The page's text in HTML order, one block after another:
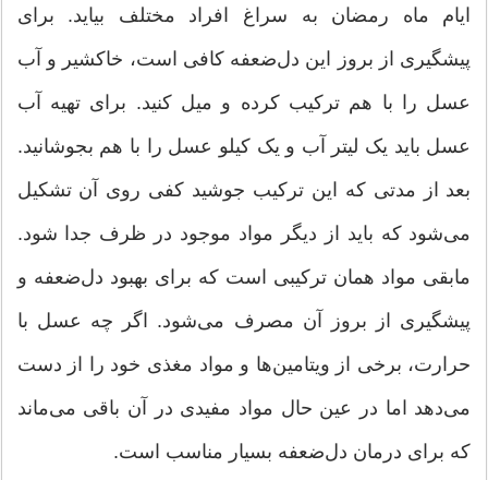
ایام ماه رمضان به سراغ افراد مختلف بیاید. برای
پیشگیری از بروز این دل‌ضعفه کافی است، خاکشیر و آب
عسل را با هم ترکیب کرده و میل کنید. برای تهیه آب
عسل باید یک لیتر آب و یک کیلو عسل را با هم بجوشانید.
بعد از مدتی که این ترکیب جوشید کفی روی آن تشکیل
می‌شود که باید از دیگر مواد موجود در ظرف جدا شود.
مابقی مواد همان ترکیبی است که برای بهبود دل‌ضعفه و
پیشگیری از بروز آن مصرف می‌شود. اگر چه عسل با
حرارت، برخی از ویتامین‌ها و مواد مغذی خود را از دست
می‌دهد اما در عین حال مواد مفیدی در آن باقی می‌ماند
که برای درمان دل‌ضعفه بسیار مناسب است.